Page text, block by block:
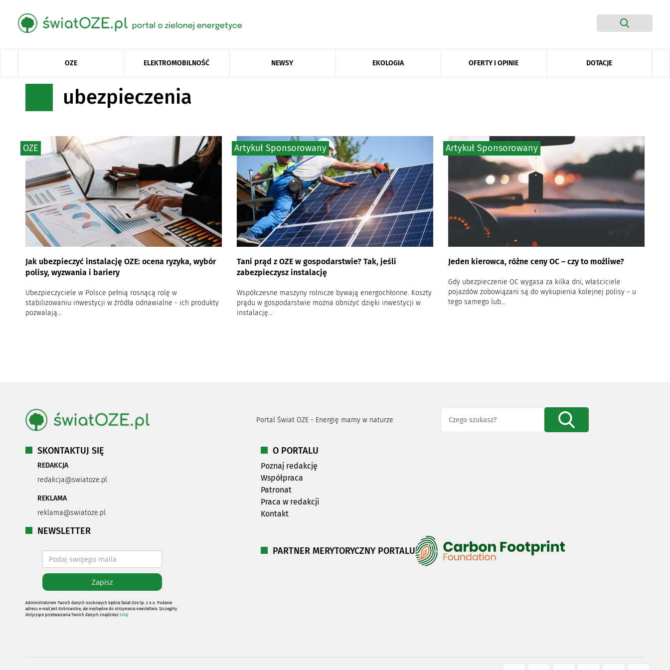
OZE ELEKTROMOBILNOŚĆ NEWSY EKOLOGIA OFERTY I OPINIE DOTACJE
ubezpieczenia
Jak ubezpieczyć instalację OZE: ocena ryzyka, wybór
polisy, wyzwania i bariery
Ubezpieczyciele w Polsce pełnią rosnącą rolę w
stabilizowaniu inwestycji w źródła odnawialne - ich produkty
pozwalają...
OZE
Tani prąd z OZE w gospodarstwie? Tak, jeśli
zabezpieczysz instalację
Współczesne maszyny rolnicze bywają energochłonne. Koszty
prądu w gospodarstwie można obniżyć dzięki inwestycji w
instalację...
Artykuł Sponsorowany
Jeden kierowca, różne ceny OC – czy to możliwe?
Gdy ubezpieczenie OC wygasa za kilka dni, właściciele
pojazdów zobowiązani są do wykupienia kolejnej polisy – u
tego samego lub...
Artykuł Sponsorowany
Portal Świat OZE - Energię mamy w naturze
SKONTAKTUJ SIĘ
REDAKCJA
redakcja@swiatoze.pl
REKLAMA
reklama@swiatoze.pl
NEWSLETTER
Administratorem Twoich danych osobowych będzie Świat Oze Sp. z o.o. Podanie
adresu e-mail jest dobrowolne, ale niezbędne do otrzymania newslettera. Szczegóły
dotyczące przetwarzania Twoich danych znajdziesz tutaj
O PORTALU
Poznaj redakcję
Współpraca
Patronat
Praca w redakcji
Kontakt
PARTNER MERYTORYCZNY PORTALU